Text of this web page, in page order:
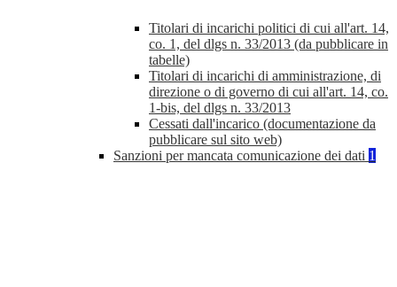
Titolari di incarichi politici di cui all'art. 14,
co. 1, del dlgs n. 33/2013 (da pubblicare in
tabelle)
Titolari di incarichi di amministrazione, di
direzione o di governo di cui all'art. 14, co.
1-bis, del dlgs n. 33/2013
Cessati dall'incarico (documentazione da
pubblicare sul sito web)
Sanzioni per mancata comunicazione dei dati 1